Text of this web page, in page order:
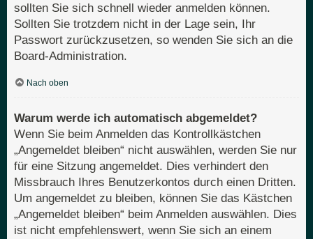
sollten Sie sich schnell wieder anmelden können.
Sollten Sie trotzdem nicht in der Lage sein, Ihr
Passwort zurückzusetzen, so wenden Sie sich an die
Board-Administration.
Nach oben
Warum werde ich automatisch abgemeldet?
Wenn Sie beim Anmelden das Kontrollkästchen
„Angemeldet bleiben“ nicht auswählen, werden Sie nur
für eine Sitzung angemeldet. Dies verhindert den
Missbrauch Ihres Benutzerkontos durch einen Dritten.
Um angemeldet zu bleiben, können Sie das Kästchen
„Angemeldet bleiben“ beim Anmelden auswählen. Dies
ist nicht empfehlenswert, wenn Sie sich an einem